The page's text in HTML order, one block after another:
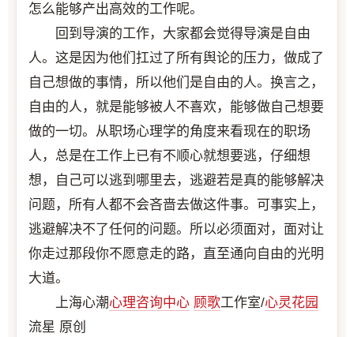
怎么能够产出高效的工作呢。
回到导演的工作，大家都会觉得导演是自由
人。这是因为他们扛过了所有舆论的压力，做成了
自己想做的事情，所以他们是自由的人。换言之，
自由的人，就是能够被人不喜欢，能够做自己想要
做的一切。从职场心理学的角度来看现在的职场
人，总是在工作上已有不顺心就想要逃，仔细想
想，自己可以逃到哪里去，逃避若是真的能够解决
问题，所有人都不会吝啬去做这件事。可事实上，
逃避解决不了任何的问题。所以必须面对，面对让
你走过那段你不愿意走的路，直至通向自由的光明
大道。
上海心潮心理咨询中心 顾歌工作室/心灵花园
流星 原创